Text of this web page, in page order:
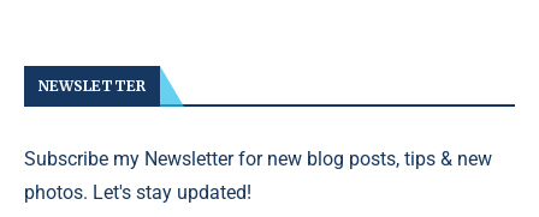
NEWSLETTER
Subscribe my Newsletter for new blog posts, tips & new
photos. Let's stay updated!